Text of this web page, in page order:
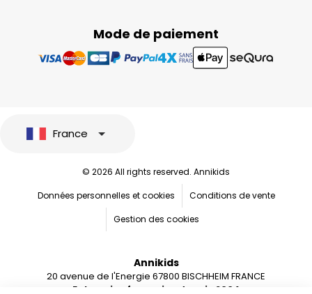
Mode de paiement
France
© 2026 All rights reserved. Annikids
Données personnelles et cookies
Conditions de vente
Gestion des cookies
Annikids
20 avenue de l'Energie 67800 BISCHHEIM FRANCE
Entreprise française depuis 2004